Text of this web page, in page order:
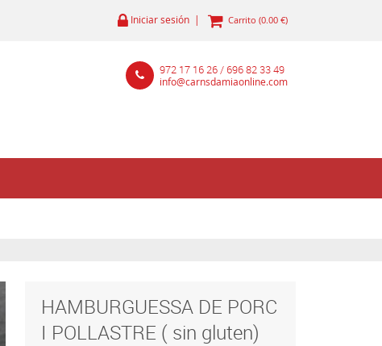
Iniciar sesión | Carrito (0.00 €)
972 17 16 26 / 696 82 33 49
info@carnsdamiaonline.com
HAMBURGUESSA DE PORC
I POLLASTRE ( sin gluten)